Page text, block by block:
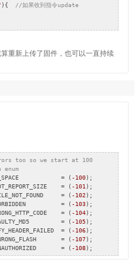
){
//如果收到指令update
重新上传了固件，也可以一直持续
too so we start at 100
= ( -100
= ( -101
= ( -102
= ( -103
= ( -104
= ( -105
= ( -106
= ( -107
= ( -108);